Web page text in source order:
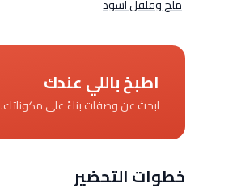
ملح وفلفل أسود
اطبخ باللي عندك
ابحث عن وصفات بناءً على مكوناتك.
خطوات التحضير